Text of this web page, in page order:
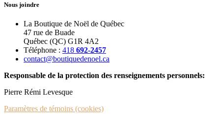
Nous joindre
La Boutique de Noël de Québec
47 rue de Buade
Québec (QC) G1R 4A2
Téléphone : 418 692-2457
contact@boutiquedenoel.ca
Responsable de la protection des renseignements personnels:
Pierre Rémi Levesque
Paramètres de témoins (cookies)